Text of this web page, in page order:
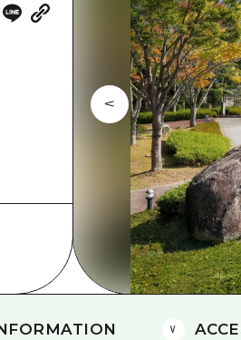
藝術 運動
夜晚生活
世界遺產
廣島隨意旅行 輔
設
超
行